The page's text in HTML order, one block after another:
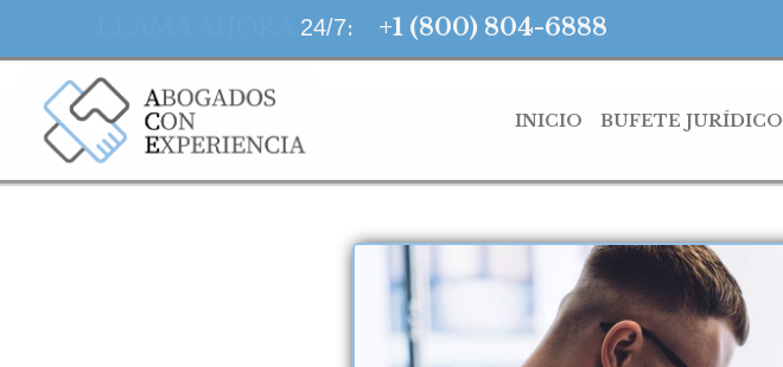
24/7: +1 (800) 804-6888
INICIO BUFETE JURÍDICO